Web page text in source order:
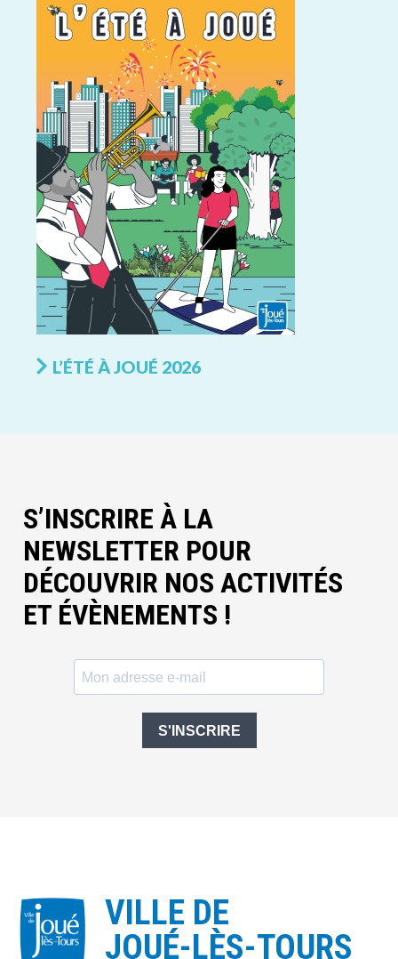
L’ÉTÉ À JOUÉ 2026
S’INSCRIRE À LA
NEWSLETTER POUR
DÉCOUVRIR NOS ACTIVITÉS
ET ÉVÈNEMENTS !
S'INSCRIRE
VILLE DE
JOUÉ-LÈS-TOURS